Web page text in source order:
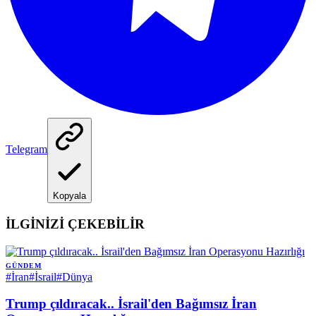
Telegram
Kopyala
İLGİNİZİ ÇEKEBİLİR
GÜNDEM
#İran#İsrail#Dünya
Trump çıldıracak.. İsrail'den Bağımsız İran